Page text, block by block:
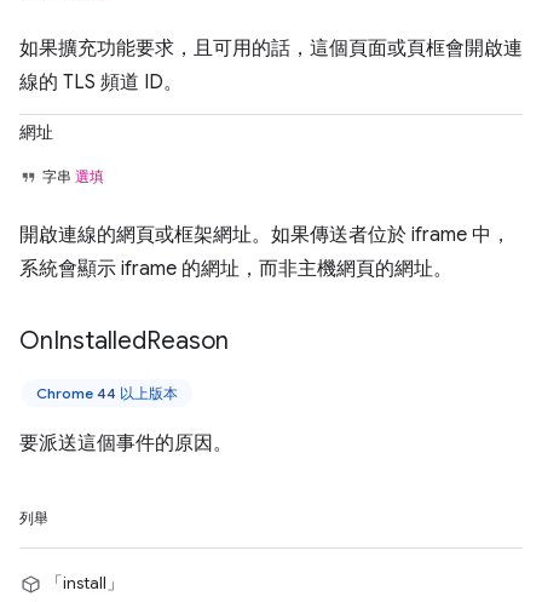
如果擴充功能要求，且可用的話，這個頁面或頁框會開啟連
線的 TLS 頻道 ID。
網址
字串 選填
開啟連線的網頁或框架網址。如果傳送者位於 iframe 中，
系統會顯示 iframe 的網址，而非主機網頁的網址。
OnInstalledReason
Chrome 44 以上版本
要派送這個事件的原因。
列舉
「install」